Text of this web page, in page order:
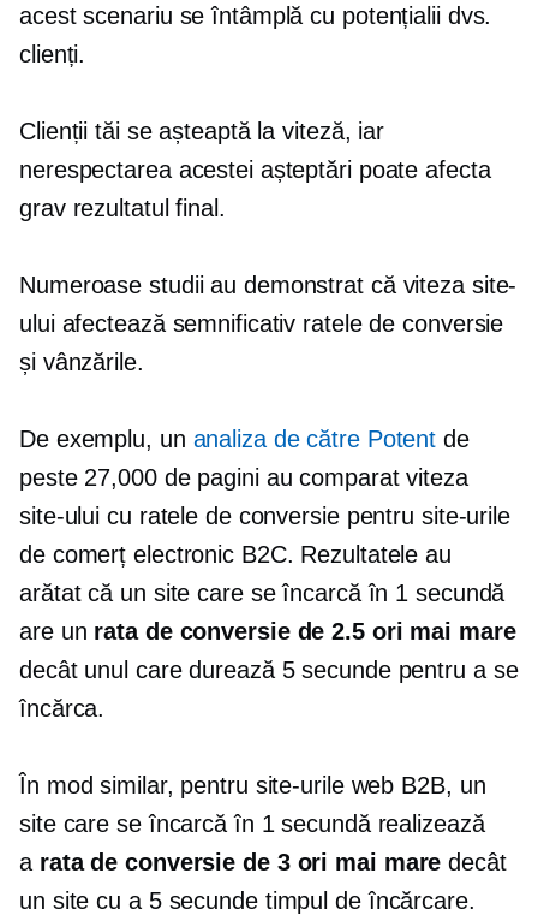
acest scenariu se întâmplă cu potențialii dvs.
clienți.
Clienții tăi se așteaptă la viteză, iar
nerespectarea acestei așteptări poate afecta
grav rezultatul final.
Numeroase studii au demonstrat că viteza site-
ului afectează semnificativ ratele de conversie
și vânzările.
De exemplu, un analiza de către Potent de
peste 27,000 de pagini au comparat viteza
site-ului cu ratele de conversie pentru site-urile
de comerț electronic B2C. Rezultatele au
arătat că un site care se încarcă în 1 secundă
are un rata de conversie de 2.5 ori mai mare
decât unul care durează 5 secunde pentru a se
încărca.
În mod similar, pentru site-urile web B2B, un
site care se încarcă în 1 secundă realizează
a rata de conversie de 3 ori mai mare decât
un site cu a 5 secundetimpul de încărcare.